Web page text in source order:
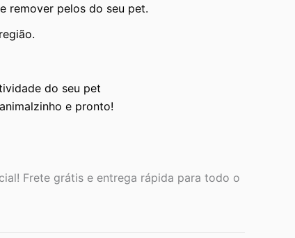
remover pelos do seu pet.
do seu pet
e pronto!
Frete grátis e entrega rápida para todo o